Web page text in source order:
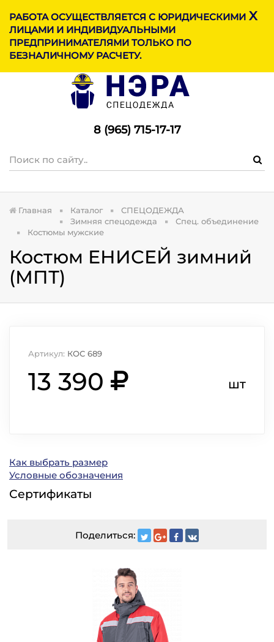
МЕНЮ
РАБОТА ОСУЩЕСТВЛЯЕТСЯ С ЮРИДИЧЕСКИМИ
ЛИЦАМИ И ИНДИВИДУАЛЬНЫМИ
ПРЕДПРИНИМАТЕЛЯМИ ТОЛЬКО ПО
БЕЗНАЛИЧНОМУ РАСЧЕТУ.
X
8 (965) 715-17-17
Главная Каталог
СПЕЦОДЕЖДА
Зимняя спецодежда
Спец. объединение
Костюмы мужские
Костюм ЕНИСЕЙ зимний
(МПТ)
Артикул: КОС 689
13 390 шт
Как выбрать размер
Условные обозначения
Сертификаты
Поделиться: